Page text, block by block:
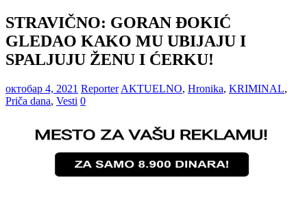
STRAVIČNO: GORAN ĐOKIĆ
GLEDAO KAKO MU UBIJAJU I
SPALJUJU ŽENU I ĆERKU!
октобар 4, 2021 Reporter AKTUELNO, Hronika, KRIMINAL,
Priča dana, Vesti 0